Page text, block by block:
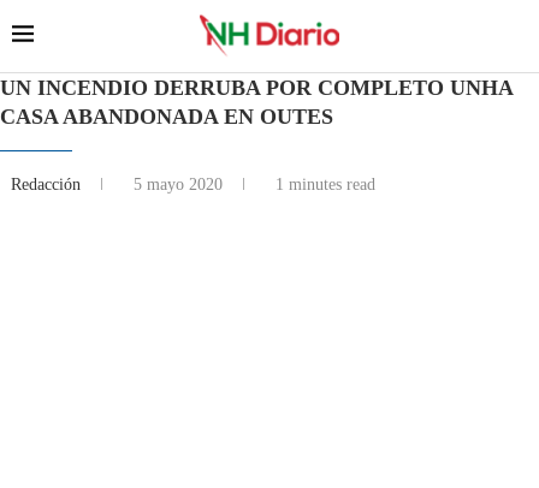
UN INCENDIO DERRUBA POR COMPLETO UNHA
CASA ABANDONADA EN OUTES
Redacción 5 mayo 2020 1 minutes read